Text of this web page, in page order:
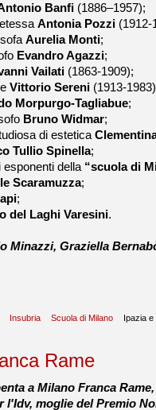
Banfi (1886–1957);
Antonia Pozzi (1912-
Aurelia Monti;
Evandro Agazzi;
Vailati (1863-1909);
Vittorio Sereni (1913-
Morpurgo-Tagliabue;
Bruno Widmar;
di estetica
Tullio Spinella;
della “scuola di
Scaramuzza;
;
del Laghi Varesini.
Minazzi, Graziella
Insubria Scuola di Milano
Ipazia
Rame
a Milano Franca
l'Idv, moglie del Premio